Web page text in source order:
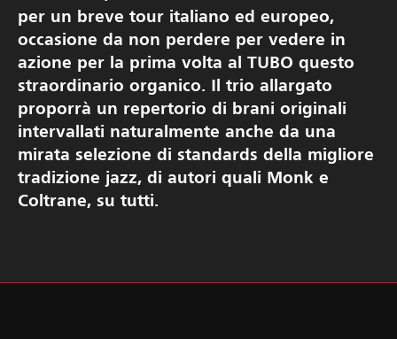
per un breve tour italiano ed europeo,
occasione da non perdere per vedere in
azione per la prima volta al TUBO questo
straordinario organico. Il trio allargato
proporrà un repertorio di brani originali
intervallati naturalmente anche da una
mirata selezione di standards della migliore
tradizione jazz, di autori quali Monk e
Coltrane, su tutti.